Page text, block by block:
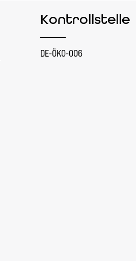
Kontrollstelle
DE-ÖKO-006